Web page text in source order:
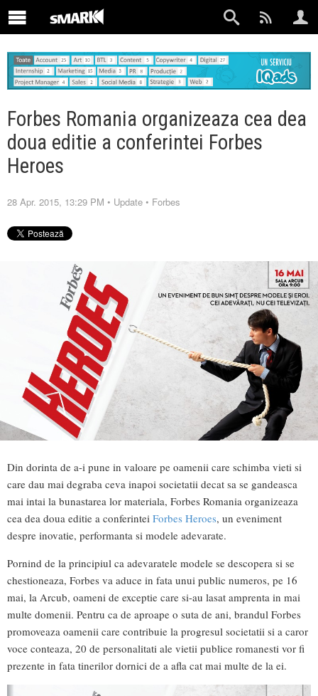
Forbes Romania organizeaza cea dea
doua editie a conferintei Forbes
Heroes
28 Apr. 2015, 13:29 PM • Update • Forbes
Din dorinta de a-i pune in valoare pe oamenii care schimba vieti si
care dau mai degraba ceva inapoi societatii decat sa se gandeasca
mai intai la bunastarea lor materiala, Forbes Romania organizeaza
cea dea doua editie a conferintei Forbes Heroes, un eveniment
despre inovatie, performanta si modele adevarate.
Pornind de la principiul ca adevaratele modele se descopera si se
chestioneaza, Forbes va aduce in fata unui public numeros, pe 16
mai, la Arcub, oameni de exceptie care si-au lasat amprenta in mai
multe domenii. Pentru ca de aproape o suta de ani, brandul Forbes
promoveaza oamenii care contribuie la progresul societatii si a caror
voce conteaza, 20 de personalitati ale vietii publice romanesti vor fi
prezente in fata tinerilor dornici de a afla cat mai multe de la ei.